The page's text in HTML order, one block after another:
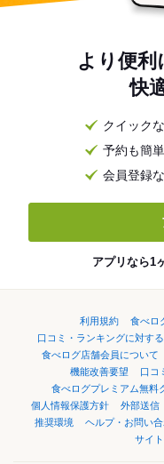
より便
快
クイック
予約も簡
会員登録
アプリなら1
利用規約 食べロ
口コミ・ランキングに対す
食べログ店舗会員について
機能改善要望
口コ
食べログプレミアム無料
個人情報保護方針
外部送信
推奨環境
ヘルプ・お問い
サイ